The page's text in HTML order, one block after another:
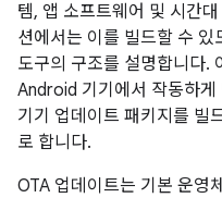
템, 앱 소프트웨어 및 시간
션에서는 이를 빌드할 수
도구의 구조를 설명합니다.
Android 기기에서 작동하
기기 업데이트 패키지를 빌
로 합니다.
OTA 업데이트는 기본 운영